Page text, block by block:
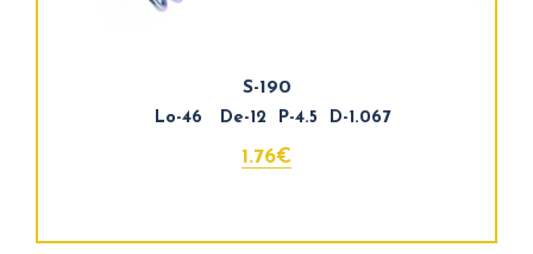
S-190
Lo-46 De-12 P-4.5 D-1.067
1.76€